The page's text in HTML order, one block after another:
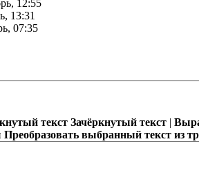
12:55
13:31
07:35
текст Зачёркнутый текст |
Преобразовать выбранный текст из